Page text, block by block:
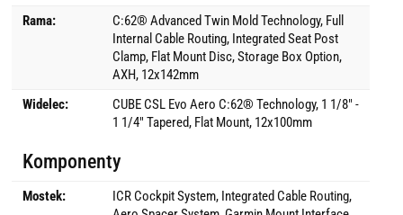
Rama:
C:62® Advanced Twin Mold Technology, Full
Internal Cable Routing, Integrated Seat Post
Clamp, Flat Mount Disc, Storage Box Option,
AXH, 12x142mm
Widelec:
CUBE CSL Evo Aero C:62® Technology, 1 1/8" -
1 1/4" Tapered, Flat Mount, 12x100mm
Komponenty
Mostek:
ICR Cockpit System, Integrated Cable Routing,